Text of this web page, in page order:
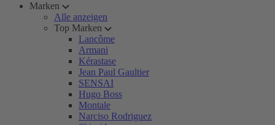
Marken
Alle anzeigen
Top Marken
Lancôme
Armani
Kérastase
Jean Paul Gaultier
SENSAI
Hugo Boss
Montale
Narciso Rodriguez